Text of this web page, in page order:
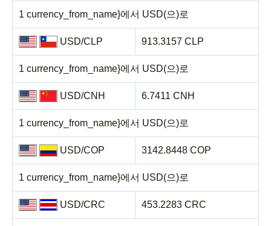
1 currency_from_name}에서 USD(으)로
USD/CLP
1 currency_from_name}에서 USD(으)로
913.3157 CLP
USD/CNH
1 currency_from_name}에서 USD(으)로
6.7411 CNH
USD/COP
1 currency_from_name}에서 USD(으)로
3142.8448 COP
USD/CRC 453.2283 CRC